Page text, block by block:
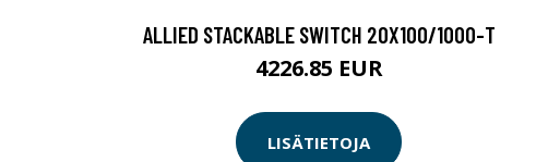
ALLIED STACKABLE SWITCH 20X100/1000-T
4226.85 EUR
LISÄTIETOJA